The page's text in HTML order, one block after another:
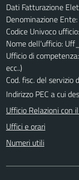
Dati Fatturazione
Denominazione
Codice Univoco
Nome dell'ufficio:
Ufficio di
ecc..)
Cod. fisc. del servizio
Indirizzo PEC a cui
Ufficio Relazioni con
Uffici e orari
Numeri utili